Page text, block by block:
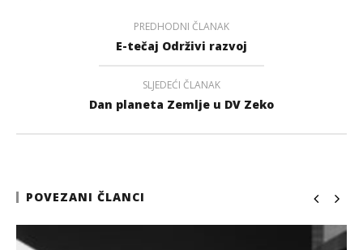
PREDHODNI ČLANAK
E-tečaj Održivi razvoj
SLJEDEĆI ČLANAK
Dan planeta Zemlje u DV Zeko
POVEZANI ČLANCI